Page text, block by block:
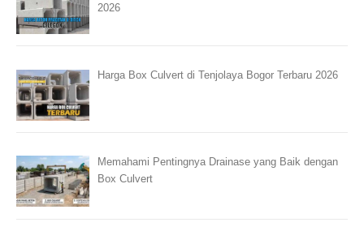
2026
Harga Box Culvert di Tenjolaya Bogor Terbaru 2026
Memahami Pentingnya Drainase yang Baik dengan
Box Culvert